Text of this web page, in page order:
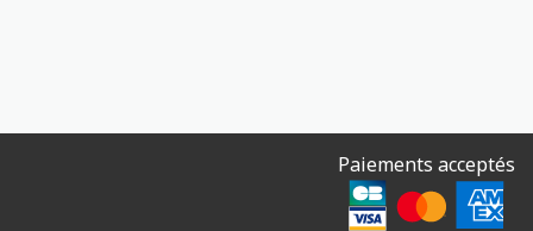
Paiements acceptés